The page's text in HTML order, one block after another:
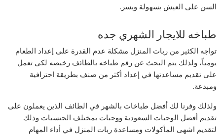
السن على العيش بسهولة ويسر.
طباخه للايجار الشهري جده
تواجه الكثير من ربات المنزل مشكلة عدم القدرة على إعداد الطعام
يومياً، ولذلك يتم البحث عن رقم طباخه بالطائف رخيصه لكي تعمل
على تقديم مساعدتها في إعداد أكثر من صنف بطريقة احترافية
ومبدعة.
ولذلك وفرنا لك أفضل طباخات بالشهر في الطائف الذين يعملون على
تقديم أفضل الوجبات السعودية ووجبات بمختلف الجنسيات وذلك
لتقديم اشهى المأكولات ومساعدة ربات المنزل في أداء المهام